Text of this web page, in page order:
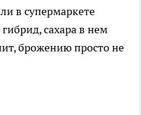
в супермаркете
сахара в нем
брожению просто не